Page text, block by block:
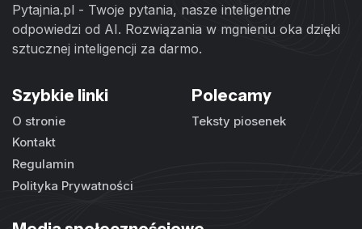
Pytajnia.pl - Twoje pytania, nasze inteligentne
odpowiedzi od AI. Rozwiązania w mgnieniu oka dzięki
sztucznej inteligencji za darmo.
Szybkie linki
O stronie
Kontakt
Regulamin
Polityka Prywatności
Polecamy
Teksty piosenek